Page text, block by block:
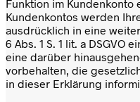
Funktion im Kundenkonto
Kundenkontos werden
ausdrücklich in eine
6 Abs. 1 S. 1 lit. a DSGVO
eine darüber
vorbehalten, die
in dieser Erklärung